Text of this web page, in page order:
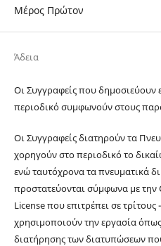
Μέρος Πρώτον
Άδεια
Οι Συγγραφείς που δημοσιεύουν
περιοδικό συμφωνούν στους
Οι Συγγραφείς διατηρούν τα
χορηγούν στο περιοδικό το
ενώ ταυτόχρονα τα πνευματικά
προστατεύονται σύμφωνα με
License που επιτρέπει σε τρίτους
χρησιμοποιούν την εργασία
διατήρησης των διατυπώσεων